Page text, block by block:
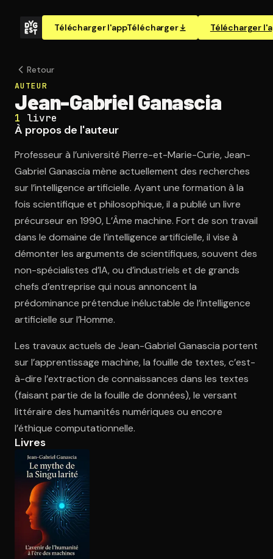
Télécharger l'appTélécharger Télécharger
Retour
AUTEUR
Jean-Gabriel Ganascia
1 livre
À propos de l'auteur
Professeur à l’université Pierre-et-Marie-Curie, Jean-
Gabriel Ganascia mène actuellement des recherches
sur l’intelligence artificielle. Ayant une formation à la
fois scientifique et philosophique, il a publié un livre
précurseur en 1990, L’Âme machine. Fort de son travail
dans le domaine de l’intelligence artificielle, il vise à
démonter les arguments de scientifiques, souvent des
non-spécialistes d’IA, ou d’industriels et de grands
chefs d’entreprise qui nous annoncent la
prédominance prétendue inéluctable de l’intelligence
artificielle sur l’Homme.
Les travaux actuels de Jean-Gabriel Ganascia portent
sur l’apprentissage machine, la fouille de textes, c’est-
à-dire l’extraction de connaissances dans les textes
(faisant partie de la fouille de données), le versant
littéraire des humanités numériques ou encore
l’éthique computationnelle.
Livres